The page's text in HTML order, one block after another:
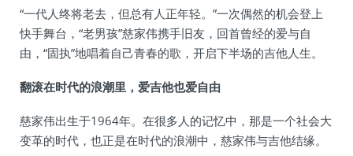
“一代人终将老去，但总有人正年轻。”一次偶然的机会登上
快手舞台，“老男孩”慈家伟携手旧友，回首曾经的爱与自
由，“固执”地唱着自己青春的歌，开启下半场的吉他人生。
翻滚在时代的浪潮里，爱吉他也爱自由
慈家伟出生于1964年。在很多人的记忆中，那是一个社会大
变革的时代，也正是在时代的浪潮中，慈家伟与吉他结缘。